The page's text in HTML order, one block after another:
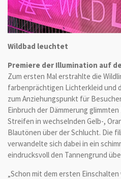
Wildbad leuchtet
Premiere der Illumination auf
Zum ersten Mal erstrahlte die
farbenprächtigen Lichterkleid und
zum Anziehungspunkt für
Einbruch der Dämmerung
Streifen in wechselnden Gelb-,
Blautönen über der Schlucht. Die
verwandelte sich dabei in ein
eindrucksvoll den Tannengrund
„Schon mit dem ersten